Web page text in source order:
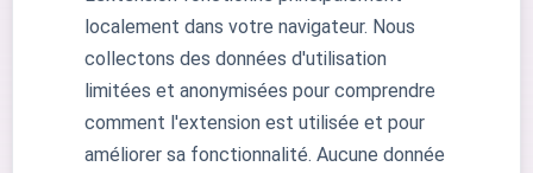
localement dans votre navigateur. Nous
collectons des données d'utilisation
limitées et anonymisées pour comprendre
comment l'extension est utilisée et pour
améliorer sa fonctionnalité. Aucune donnée